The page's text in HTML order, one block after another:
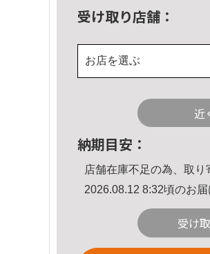
受け取り店舗：
お店を選ぶ
近
納期目安：
店舗在庫不足の為、取り
2026.08.12 8:32頃のお届
受け